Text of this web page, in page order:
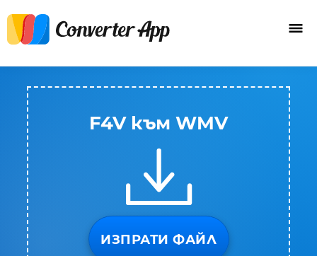
F4V към WMV
ИЗПРАТИ ФАЙЛ